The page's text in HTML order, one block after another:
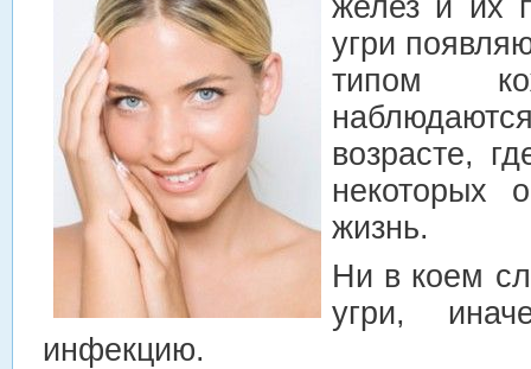
угри
типом
возрасте,
некоторых
жизнь.
Ни в коем
угри,
инфекцию.